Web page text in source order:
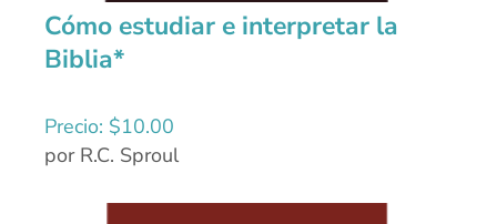
Cómo estudiar e interpretar la
Biblia*
Precio: $10.00
por R.C. Sproul